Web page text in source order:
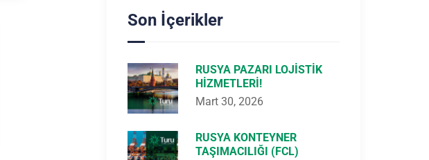
Son İçerikler
RUSYA PAZARI LOJISTIK
HIZMETLERI!
Mart 30, 2026
RUSYA KONTEYNER
TAŞIMACILIĞI (FCL)